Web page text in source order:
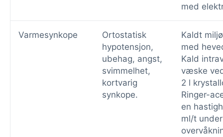
med
Varmesynkope
Ortostatisk
hypotensjon,
ubehag, angst,
svimmelhet,
kortvarig
synkope.
Kaldt
med
Kald
væske
2 l
Ringer-
en
ml/t under